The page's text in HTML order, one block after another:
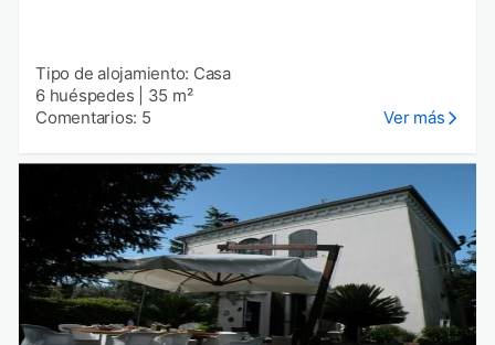
Tipo de alojamiento: Casa
6 huéspedes
35 m²
Comentarios: 5
Ver más